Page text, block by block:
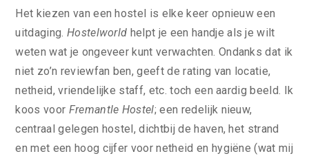
Het kiezen van een hostel is elke keer opnieuw een
uitdaging. Hostelworld helpt je een handje als je wilt
weten wat je ongeveer kunt verwachten. Ondanks dat ik
niet zo’n reviewfan ben, geeft de rating van locatie,
netheid, vriendelijke staff, etc. toch een aardig beeld. Ik
koos voor Fremantle Hostel; een redelijk nieuw,
centraal gelegen hostel, dichtbij de haven, het strand
en met een hoog cijfer voor netheid en hygiëne (wat mij